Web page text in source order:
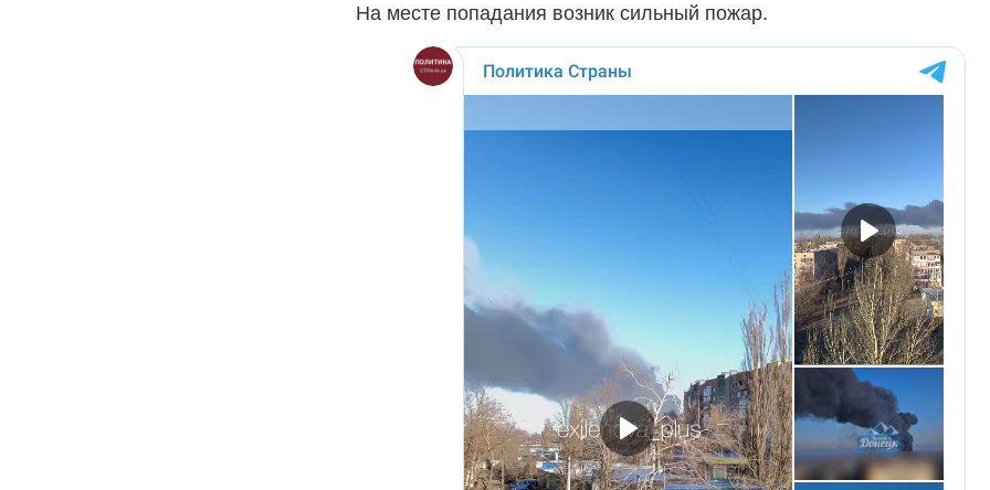
На месте попадания возник сильный пожар.